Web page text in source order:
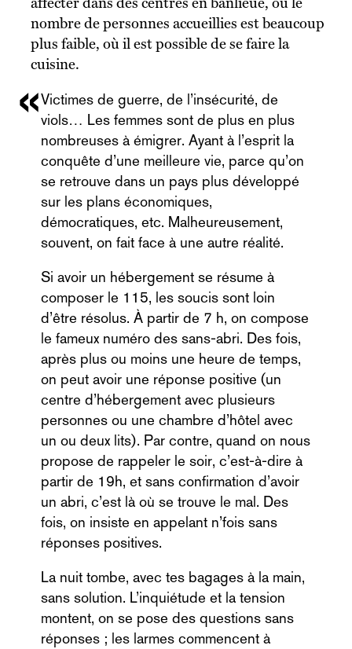
nombre de personnes accueillies est beaucoup
plus faible, où il est possible de se faire la
cuisine.
Victimes de guerre, de l’insécurité, de
viols… Les femmes sont de plus en plus
nombreuses à émigrer. Ayant à l’esprit la
conquête d’une meilleure vie, parce qu’on
se retrouve dans un pays plus développé
sur les plans économiques,
démocratiques, etc. Malheureusement,
souvent, on fait face à une autre réalité.
Si avoir un hébergement se résume à
composer le 115, les soucis sont loin
d’être résolus. À partir de 7 h, on compose
le fameux numéro des sans-abri. Des fois,
après plus ou moins une heure de temps,
on peut avoir une réponse positive (un
centre d’hébergement avec plusieurs
personnes ou une chambre d’hôtel avec
un ou deux lits). Par contre, quand on nous
propose de rappeler le soir, c’est-à-dire à
partir de 19h, et sans confirmation d’avoir
un abri, c’est là où se trouve le mal. Des
fois, on insiste en appelant n’fois sans
réponses positives.
La nuit tombe, avec tes bagages à la main,
sans solution. L’inquiétude et la tension
montent, on se pose des questions sans
réponses ; les larmes commencent à